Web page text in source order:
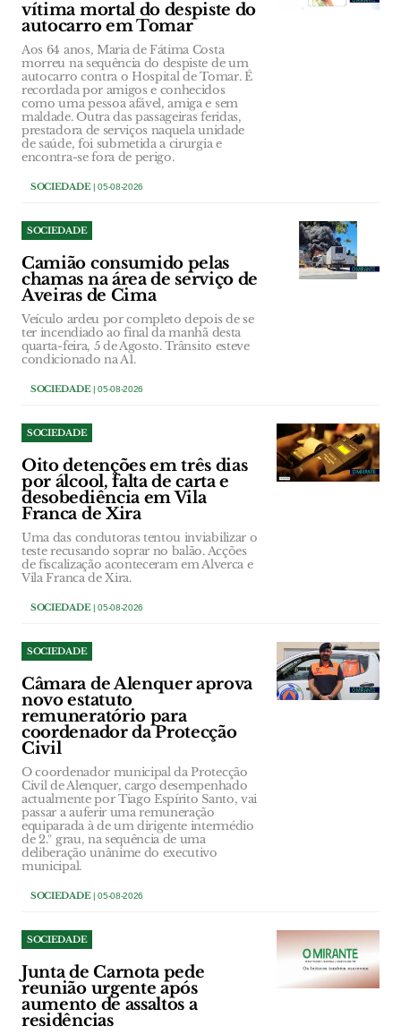
vítima mortal do despiste do
autocarro em Tomar
Aos 64 anos, Maria de Fátima Costa
morreu na sequência do despiste de um
autocarro contra o Hospital de Tomar. É
recordada por amigos e conhecidos
como uma pessoa afável, amiga e sem
maldade. Outra das passageiras feridas,
prestadora de serviços naquela unidade
de saúde, foi submetida a cirurgia e
encontra-se fora de perigo.
SOCIEDADE| 05-08-2026
SOCIEDADE
Camião consumido pelas
chamas na área de serviço de
Aveiras de Cima
Veículo ardeu por completo depois de se
ter incendiado ao final da manhã desta
quarta-feira, 5 de Agosto. Trânsito esteve
condicionado na A1.
SOCIEDADE| 05-08-2026
SOCIEDADE
Oito detenções em três dias
por álcool, falta de carta e
desobediência em Vila
Franca de Xira
Uma das condutoras tentou inviabilizar o
teste recusando soprar no balão. Acções
de fiscalização aconteceram em Alverca e
Vila Franca de Xira.
SOCIEDADE| 05-08-2026
SOCIEDADE
Câmara de Alenquer aprova
novo estatuto
remuneratório para
coordenador da Protecção
Civil
O coordenador municipal da Protecção
Civil de Alenquer, cargo desempenhado
actualmente por Tiago Espírito Santo, vai
passar a auferir uma remuneração
equiparada à de um dirigente intermédio
de 2.º grau, na sequência de uma
deliberação unânime do executivo
municipal.
SOCIEDADE| 05-08-2026
SOCIEDADE
Junta de Carnota pede
reunião urgente após
aumento de assaltos a
residências